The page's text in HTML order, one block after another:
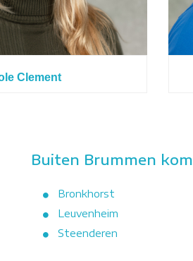
Clement
Buiten Brummen
Bronkhorst
Leuvenheim
Steenderen